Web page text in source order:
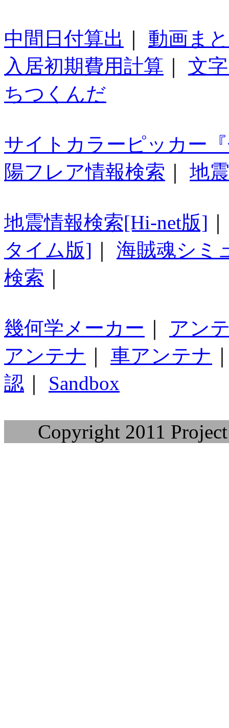
中間日付算出
動画ま
入居初期費用計算
文
ちつくんだ
サイトカラーピッカー
陽フレア情報検索
地
地震情報検索[Hi-net版]
タイム版]
海賊魂シミ
検索
幾何学メーカー
アン
アンテナ
車アンテナ
認
Sandbox
Copyright 2011